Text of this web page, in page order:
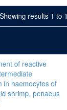
Showing results 1 to
of reactive
in haemocytes of
shrimp, penaeus